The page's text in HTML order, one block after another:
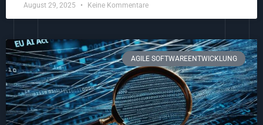
August 29, 2025 Keine Kommentare
AGILE SOFTWAREENTWICKLUNG